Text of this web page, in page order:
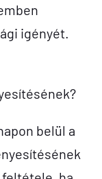
igényét.
belül a